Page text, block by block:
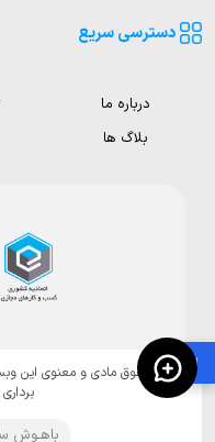
🛍️
دسترسی سریع
درباره ما
بلاگ ها
تمامی حقوق مادی و معنوی این
باهـوش